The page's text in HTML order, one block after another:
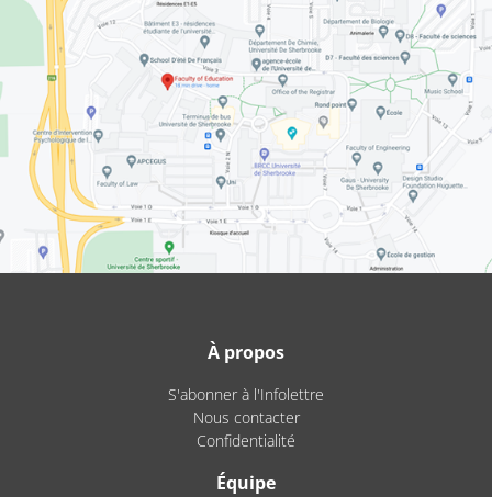
À propos
S'abonner à l'Infolettre
Nous contacter
Confidentialité
Équipe